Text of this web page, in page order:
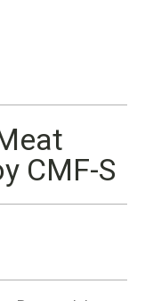
CMF-S